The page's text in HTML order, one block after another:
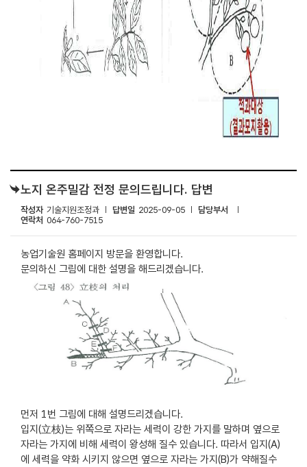
노지 온주밀감 전정 문의드립니다. 답변
작성자 기술지원조정과 답변일 2025-09-05
담당부서
연락처 064-760-7515
농업기술원 홈페이지 방문을 환영합니다.
문의하신 그림에 대한 설명을 해드리겠습니다.
먼저 1번 그림에 대해 설명드리겠습니다.
입지(立枝)는 위쪽으로 자라는 세력이 강한 가지를 말하며 옆으로
자라는 가지에 비해 세력이 왕성해 질수 있습니다. 따라서 입지(A)
에 세력을 약화 시키지 않으면 옆으로 자라는 가지(B)가 약해질수